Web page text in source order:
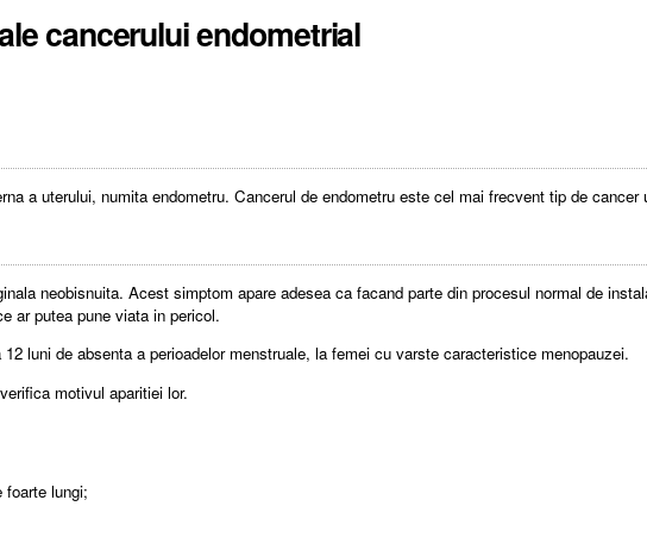
cancerului endometrial
a uterului, numita endometru. Cancerul de endometru este cel mai frecvent tip de cancer
neobisnuita. Acest simptom apare adesea ca facand parte din procesul normal de
ar putea pune viata in pericol.
luni de absenta a perioadelor menstruale, la femei cu varste caracteristice menopauzei.
motivul aparitiei lor.
foarte lungi;